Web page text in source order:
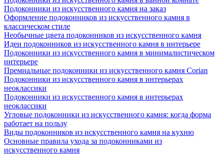
Подоконники из искусственного камня на заказ
Оформление подоконников из искусственного камня в
классическом стиле
Необычные цвета подоконников из искусственного камня
Идеи подоконников из искусственного камня в интерьере
Подоконники из искусственного камня в минималистическом
интерьере
Премиальные подоконники из искусственного камня Corian
Подоконники из искусственного камня в интерьерах
неоклассики
Подоконники из искусственного камня в интерьерах
неоклассики
Угловые подоконники из искусственного камня: когда форма
работает на пользу
Виды подоконников из искусственного камня на кухню
Основные правила ухода за подоконниками из
искусственного камня